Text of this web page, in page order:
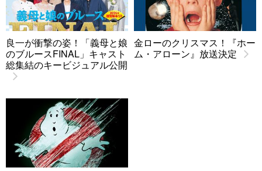
良一が衝撃の姿！「義母と娘
のブルースFINAL」キャスト
総集結のキービジュアル公開
金ローのクリスマス！『ホー
ム・アローン』放送決定